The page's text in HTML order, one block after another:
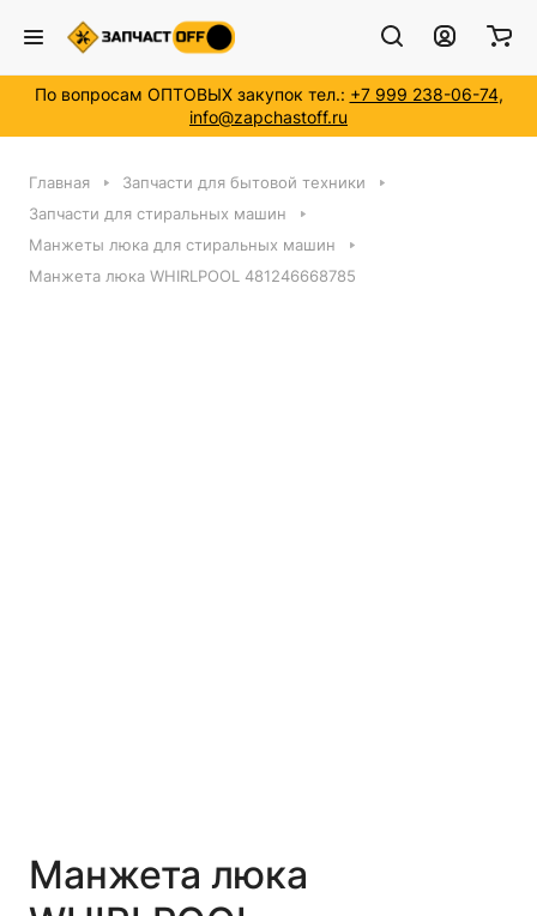
По вопросам ОПТОВЫХ закупок тел.: +7 999 238-06-74,
info@zapchastoff.ru
Главная
Запчасти для бытовой техники
Запчасти для стиральных машин
Манжеты люка для стиральных машин
Манжета люка WHIRLPOOL 481246668785
Манжета люка